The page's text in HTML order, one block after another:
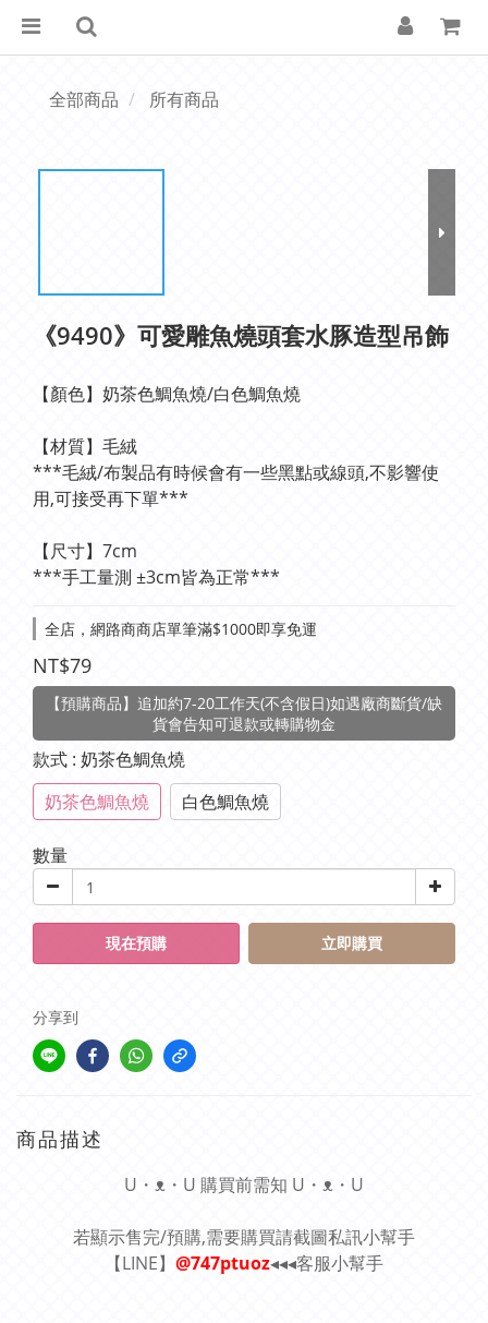
全部商品 所有商品
《9490》可愛雕魚燒頭套水豚造型吊飾
【顏色】奶茶色鯛魚燒/白色鯛魚燒
【材質】毛絨
***毛絨/布製品有時候會有一些黑點或線頭,不影響使
用,可接受再下單***
【尺寸】7cm
***手工量測 ±3cm皆為正常***
全店，網路商商店單筆滿$1000即享免運
NT$79
【預購商品】追加約7-20工作天(不含假日)如遇廠商斷貨/缺
貨會告知可退款或轉購物金
款式 : 奶茶色鯛魚燒
奶茶色鯛魚燒
白色鯛魚燒
數量
現在預購 立即購買
分享到
商品描述
U・ᴥ・U 購買前需知 U・ᴥ・U
若顯示售完/預購,需要購買請截圖私訊小幫手
【LINE】 @747ptuoz◂◂◂客服小幫手